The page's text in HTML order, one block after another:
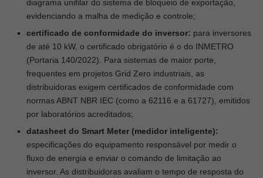
diagrama unifilar do sistema de bloqueio de exportação,
evidenciando a malha de medição e controle;
certificado de conformidade do inversor: para inversores
de até 10 kW, o certificado obrigatório é o do INMETRO
(Portaria 140/2022). Para sistemas de maior porte,
frequentes em projetos Grid Zero industriais, as
distribuidoras exigem certificados de conformidade com
normas ABNT NBR IEC (como a 62116 e a 61727), emitidos
por laboratórios acreditados;
datasheet do Smart Meter (medidor inteligente):
especificações do equipamento responsável por medir o
fluxo de energia e enviar o comando de limitação ao
inversor. As distribuidoras avaliam o tempo de resposta do